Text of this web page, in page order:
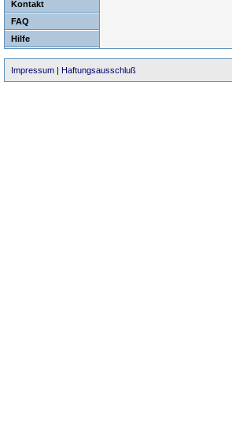
Kontakt
FAQ
Hilfe
Impressum | Haftungsausschluß